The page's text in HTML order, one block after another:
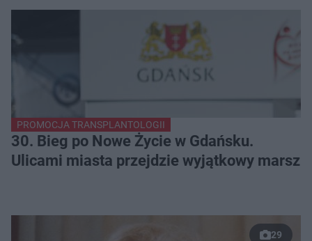
PROMOCJA TRANSPLANTOLOGII
30. Bieg po Nowe Życie w Gdańsku.
Ulicami miasta przejdzie wyjątkowy marsz
29